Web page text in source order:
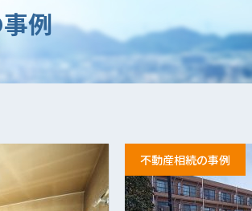
例
不動産相続の事例